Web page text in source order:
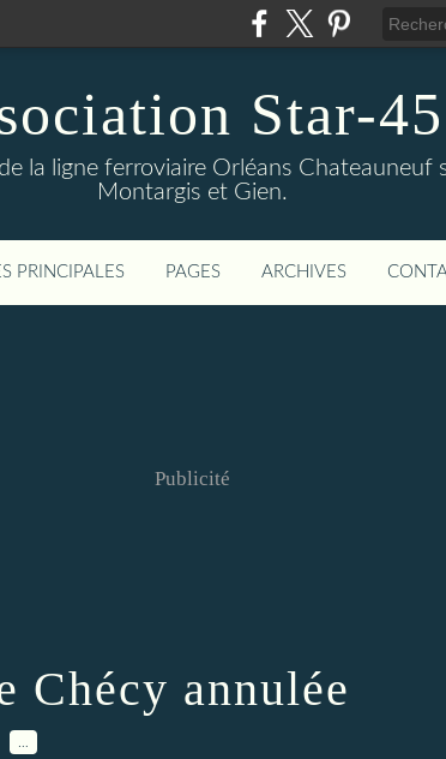
Star-45
la ligne ferroviaire Orléans Chateauneuf
Montargis et Gien.
PRINCIPALES PAGES ARCHIVES
Publicité
Chécy annulée